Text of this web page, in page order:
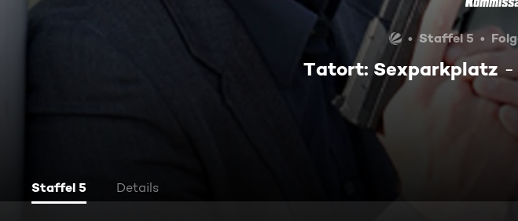
Staffel 5
Tatort: Sexparkplatz
Staffel 5 Details